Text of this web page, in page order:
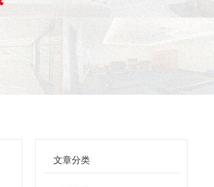
文章分类